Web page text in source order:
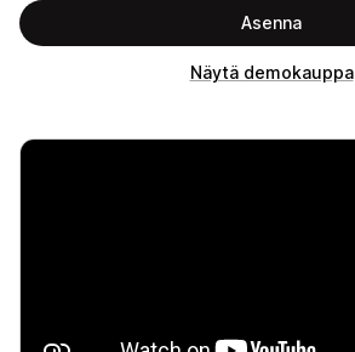
Asenna
Näytä demokauppa